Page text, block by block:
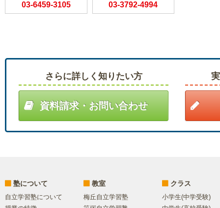
03-6459-3105 03-3792-4994
さらに詳しく知りたい方
資料請求・お問い合わせ
塾について
自立学習塾について
教室
梅丘自立学習塾
クラス
小学生(中学受験)